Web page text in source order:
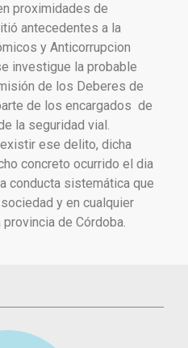
proximidades de
antecedentes a la
y Anticorrupcion
investigue la probable
de los Deberes de
de los encargados de
la seguridad vial.
ese delito, dicha
concreto ocurrido el dia
conducta sistemática que
y en cualquier
de Córdoba.